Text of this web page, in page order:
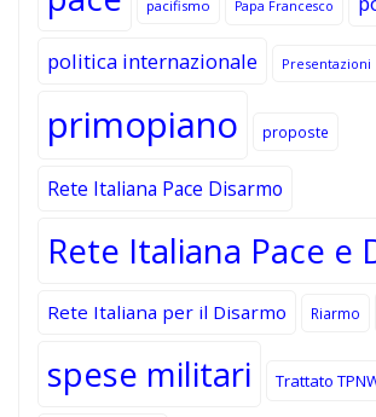
pacifismo Papa Francesco
politica internazionale Presentazioni
primopiano proposte
Rete Italiana Pace Disarmo
Rete Italiana Pace e
Rete Italiana per il Disarmo Riarmo
spese militari Trattato